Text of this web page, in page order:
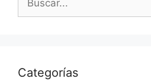
Categorías